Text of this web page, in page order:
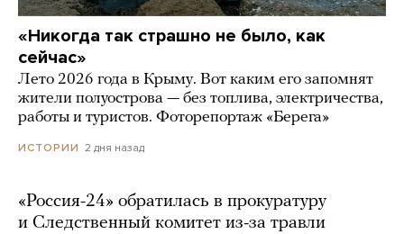
«Никогда так страшно не было, как
сейчас»
Лето 2026 года в Крыму. Вот каким его запомнят
жители полуострова — без топлива, электричества,
работы и туристов. Фоторепортаж «Берега»
ИСТОРИИ 2 дня назад
«Россия-24» обратилась в прокуратуру
и Следственный комитет из-за травли